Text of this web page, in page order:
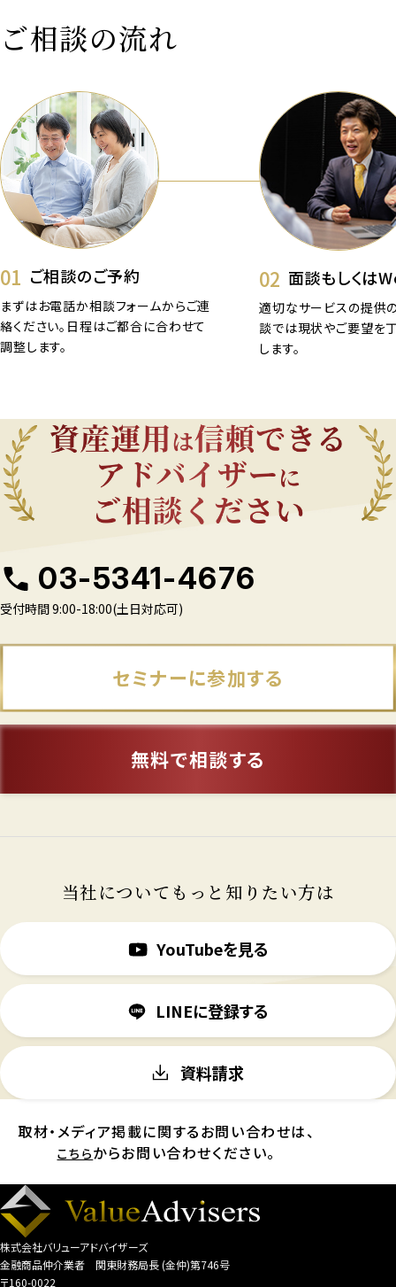
ご相談の流れ
01 ご相談のご予約
まずはお電話か相談フォームからご連
絡ください。日程はご都合に合わせて
調整します。
02 面談もしくは
適切なサービスの提供
談では現状やご要望を
します。
03-5341-4676
受付時間 9:00-18:00(土日対応可)
セミナーに参加する
無料で相談する
当社についてもっと知りたい方は
YouTubeを見る
LINEに登録する
資料請求
取材・メディア掲載に関するお問い合わせは、
こちらからお問い合わせください。
株式会社バリューアドバイザーズ
金融商品仲介業者 関東財務局長 (金仲)第746号
〒160-0022